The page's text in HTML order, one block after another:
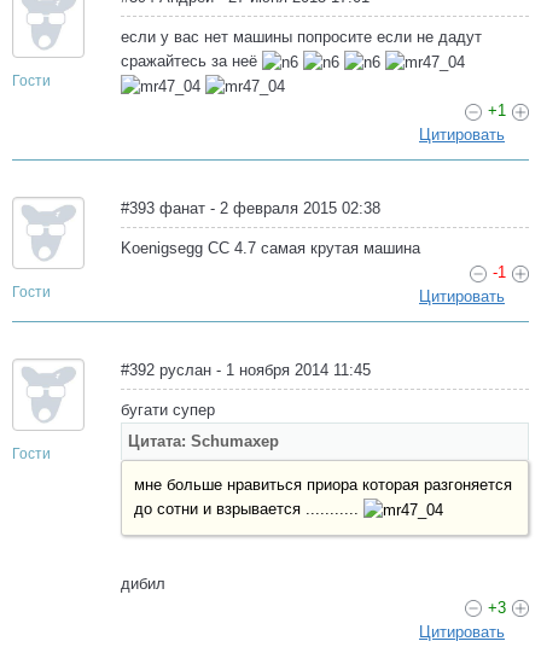
Гости
если у вас нет машины попросите если не дадут
сражайтесь за неё
+1
Цитировать
Гости
#393 фанат - 2 февраля 2015 02:38
Koenigsegg CC 4.7 самая крутая машина
-1
Цитировать
Гости
#392 руслан - 1 ноября 2014 11:45
бугати супер
Цитата: Schumaхер
мне больше нравиться приора которая разгоняется
до сотни и взрывается ...........
дибил
+3
Цитировать